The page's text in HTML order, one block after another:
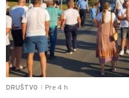
DRUŠTVO Pre 4 h